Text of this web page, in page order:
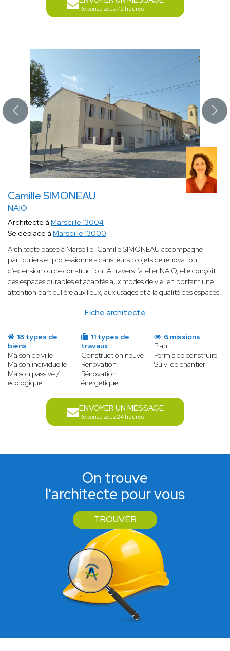
Réponse sous 72 heures
Camille SIMONEAU
NAIO
Fiche architecte
Architecte à Marseille 13004
Se déplace à Marseille 13000
Architecte basée à Marseille, Camille SIMONEAU accompagne
particuliers et professionnels dans leurs projets de rénovation,
d’extension ou de construction. À travers l’atelier NAIO, elle conçoit
des espaces durables et adaptés aux modes de vie, en portant une
attention particulière aux lieux, aux usages et à la qualité des espaces.
18 types de
biens
Maison de ville
Maison individuelle
Maison passive /
écologique
11 types de
travaux
Construction neuve
Rénovation
Rénovation
énergétique
6 missions
Plan
Permis de construire
Suivi de chantier
ENVOYER UN MESSAGE
Réponse sous 24 heures
On trouve
l'architecte pour vous
TROUVER